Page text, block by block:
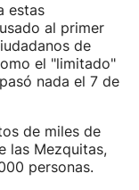
estas
al primer
de
el "limitado"
nada el 7 de
de miles de
las Mezquitas,
personas.